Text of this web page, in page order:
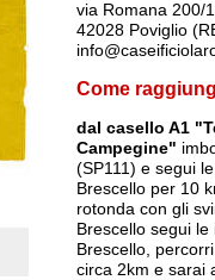
via Romana 200/1
42028 Poviglio
Come
dal casello A1
Campegine"
(SP111) e segui
Brescello per 10
rotonda con gli
Brescello segui
Brescello,
circa 2km e sarai